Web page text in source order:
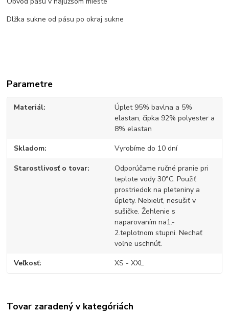
Dlžka sukne od pásu po okraj sukne
Parametre
Materiál
Úplet 95% bavlna a 5%
elastan, čipka 92% polyester a
8% elastan
Skladom Vyrobíme do 10 dní
Starostlivosť o tovar
Odporúčame ručné pranie pri
teplote vody 30°C. Použiť
prostriedok na pleteniny a
úplety. Nebieliť, nesušiť v
sušičke. Žehlenie s
naparovaním na1.-
2.teplotnom stupni. Nechať
voľne uschnúť.
Veľkosť XS - XXL
Tovar zaradený v kategóriách